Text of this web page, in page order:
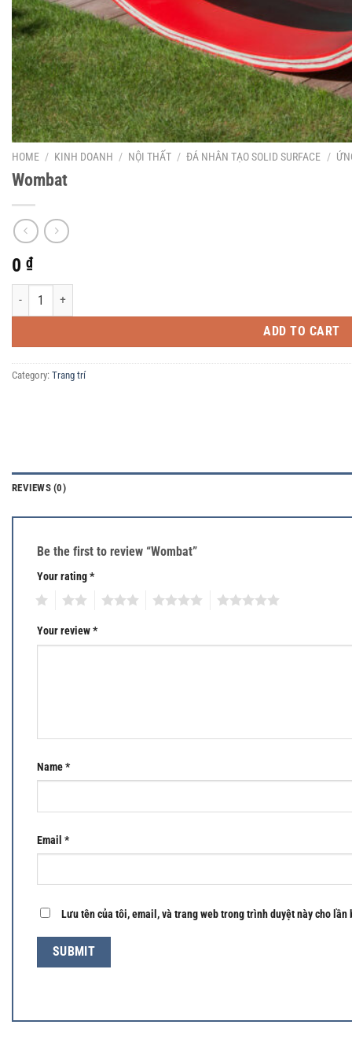
HOME / KINH DOANH / NỘI THẤT / ĐÁ NHÂN TẠO SOLID SURFACE /
Wombat
0 ₫
Wombat quantity
ADD TO CART
Category: Trang trí
REVIEWS (0)
Be the first to review “Wombat”
Your rating*
Your review*
Name*
Email *
Lưu tên của tôi, email, và trang web trong trình duyệt này cho